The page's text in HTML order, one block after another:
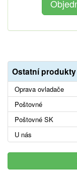
Ostatní produkty
Oprava ovladače
Poštovné
Poštovné SK
U nás